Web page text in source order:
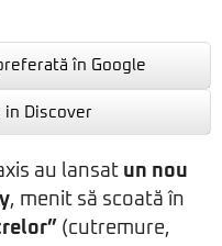
în Google
in Discover
au lansat un nou
, menit să scoată în
(cutremure,